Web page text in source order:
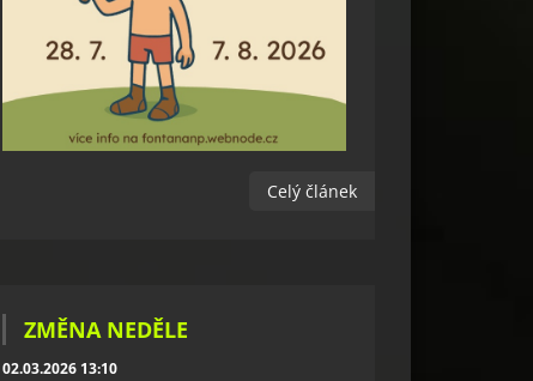
Celý článek
ZMĚNA NEDĚLE
02.03.2026 13:10